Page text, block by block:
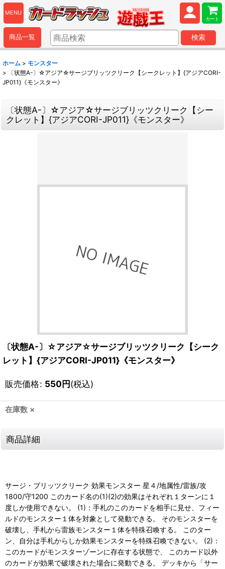
MENU
カート
商品一覧 検索
ホーム > モンスター
>
〔状態A-〕☆アジア☆サージブリッツクリーク【シークレット】{アジアCORI-
JP011}《モンスター》
〔状態A-〕☆アジア☆サージブリッツクリーク【シー
クレット】{アジアCORI-JP011}《モンスター》
〔状態A-〕☆アジア☆サージブリッツクリーク【シーク
レット】{アジアCORI-JP011}《モンスター》
販売価格: 550円(税込)
在庫数 ×
商品詳細
サージ・ブリッツクリーク 効果モンスター 星４/地属性/雷族/攻
1800/守1200 このカード名の(1)(2)の効果はそれぞれ１ターンに１
度しか使用できない。 (1)：手札のこのカードを相手に見せ、フィー
ルドのモンスター１体を対象として発動できる。 そのモンスターを
破壊し、手札から雷族モンスター１体を特殊召喚する。 このター
ン、自分は手札からしか効果モンスターを特殊召喚できない。 (2)：
このカードがモンスターゾーンに存在する状態で、 このカード以外
のカードが効果で破壊された場合に発動できる。 デッキから「サー